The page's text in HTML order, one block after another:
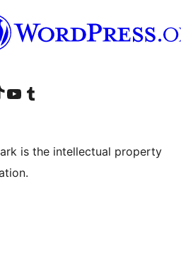
d'Instagram
de LinkedIn
compte de TikTok
Visiteu el nostre canal al YouTube
Visiteu el nostre compte de Tumblr
is the intellectual property